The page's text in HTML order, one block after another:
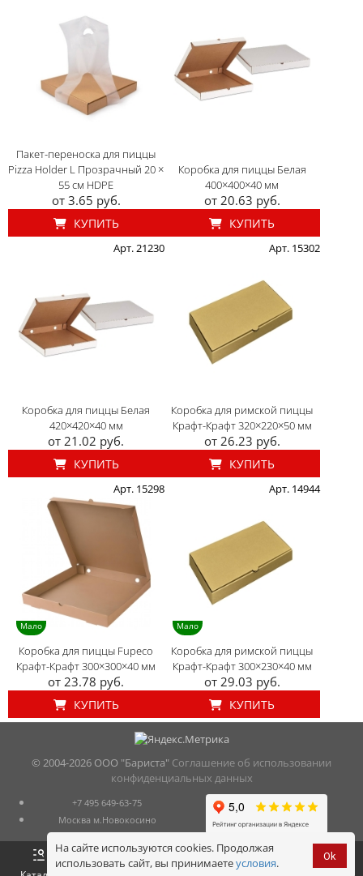
Пакет-переноска для пиццы
Pizza Holder L Прозрачный 20 ×
55 см HDPE
от 3.65 руб.
КУПИТЬ
Коробка для пиццы Белая
400×400×40 мм
от 20.63 руб.
КУПИТЬ
Арт. 21230
Коробка для пиццы Белая
420×420×40 мм
от 21.02 руб.
КУПИТЬ
Арт. 15302
Коробка для римской пиццы
Крафт-Крафт 320×220×50 мм
от 26.23 руб.
КУПИТЬ
Мало
Арт. 15298
Коробка для пиццы Fupeco
Крафт-Крафт 300×300×40 мм
от 23.78 руб.
КУПИТЬ
Мало
Арт. 14944
Коробка для римской пиццы
Крафт-Крафт 300×230×40 мм
от 29.03 руб.
КУПИТЬ
© 2004-2026 ООО "Бариста" Соглашение об использовании
конфиденциальных данных
Оформить
+7 495 649-63-75
Москва м.Новокосино
На сайте используются cookies. Продолжая
использовать сайт, вы принимаетеусловия. Ok